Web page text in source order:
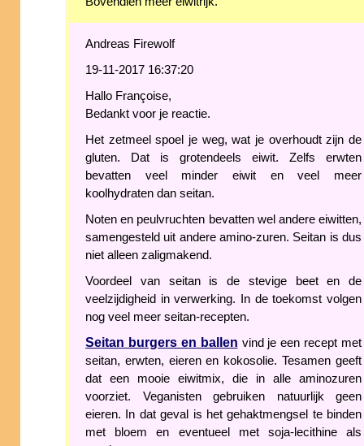
Andreas Firewolf
19-11-2017 16:37:20
Hallo Françoise,
Bedankt voor je reactie.
Het zetmeel spoel je weg, wat je overhoudt zijn de
gluten. Dat is grotendeels eiwit. Zelfs erwten
bevatten veel minder eiwit en veel meer
koolhydraten dan seitan.
Noten en peulvruchten bevatten wel andere eiwitten,
samengesteld uit andere amino-zuren. Seitan is dus
niet alleen zaligmakend.
Voordeel van seitan is de stevige beet en de
veelzijdigheid in verwerking. In de toekomst volgen
nog veel meer seitan-recepten.
Seitan burgers en ballen vind je een recept met
seitan, erwten, eieren en kokosolie. Tesamen geeft
dat een mooie eiwitmix, die in alle aminozuren
voorziet. Veganisten gebruiken natuurlijk geen
eieren. In dat geval is het gehaktmengsel te binden
met bloem en eventueel met soja-lecithine als